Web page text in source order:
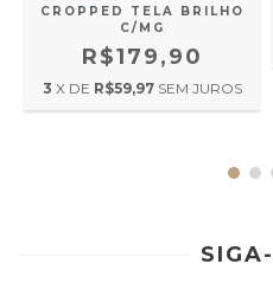
CROPPED TELA BRILHO
C/MG
R$179,90
3 X DE R$59,97 SEM JUROS